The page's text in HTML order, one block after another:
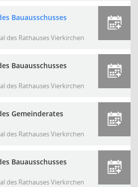
Bauausschusses
des Rathauses Vierkirchen
Bauausschusses
des Rathauses Vierkirchen
Gemeinderates
des Rathauses Vierkirchen
Bauausschusses
des Rathauses Vierkirchen